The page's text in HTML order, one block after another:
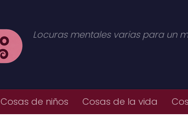
Locuras mentales varias para un
Cosas de niños Cosas de la vida